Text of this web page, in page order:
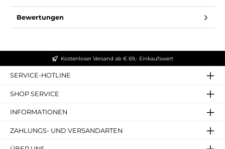
Bewertungen
Kostenloser Versand ab € 69,- Einkaufswert
SERVICE-HOTLINE
SHOP SERVICE
INFORMATIONEN
ZAHLUNGS- UND VERSANDARTEN